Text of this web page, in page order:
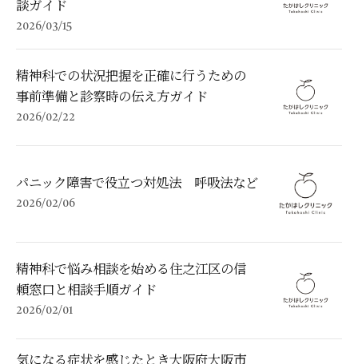
談ガイド
2026/03/15
精神科での状況把握を正確に行うための
事前準備と診察時の伝え方ガイド
2026/02/22
パニック障害で役立つ対処法 呼吸法など
2026/02/06
精神科で悩み相談を始める住之江区の信
頼窓口と相談手順ガイド
2026/02/01